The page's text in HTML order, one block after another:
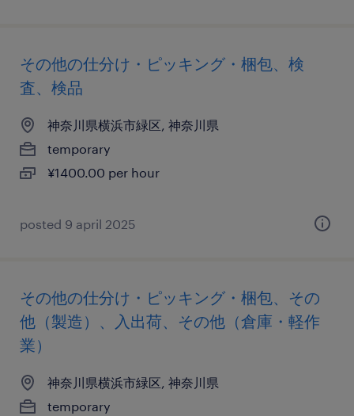
その他の仕分け・ピッキング・梱包、検
査、検品
神奈川県横浜市緑区, 神奈川県
temporary
¥1400.00 per hour
posted 9 april 2025
その他の仕分け・ピッキング・梱包、その
他（製造）、入出荷、その他（倉庫・軽作
業）
神奈川県横浜市緑区, 神奈川県
temporary